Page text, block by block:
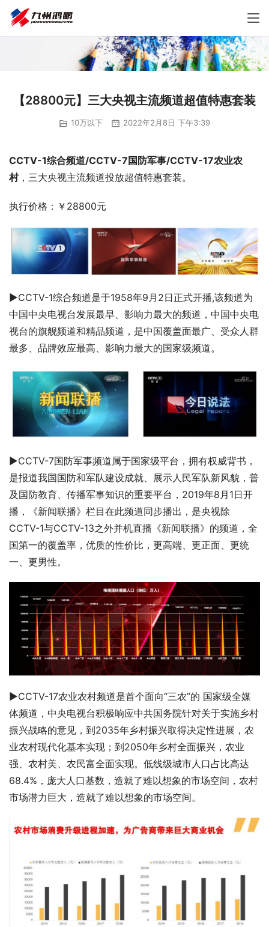
【28800元】三大央视主流频道超值特惠套装
10万以下 2022年2月8日 下午3:39
CCTV-1综合频道/CCTV-7国防军事/CCTV-17农业农
村，三大央视主流频道投放超值特惠套装。
执行价格：￥28800元
▶CCTV-1综合频道是于1958年9月2日正式开播,该频道为
中国中央电视台发展最早、影响力最大的频道，中国中央电
视台的旗舰频道和精品频道，是中国覆盖面最广、受众人群
最多、品牌效应最高、影响力最大的国家级频道。
▶CCTV-7国防军事频道属于国家级平台，拥有权威背书，
是报道我国国防和军队建设成就、展示人民军队新风貌，普
及国防教育、传播军事知识的重要平台，2019年8月1日开
播，《新闻联播》栏目在此频道同步播出，是央视除
CCTV-1与CCTV-13之外并机直播《新闻联播》的频道，全
国第一的覆盖率，优质的性价比，更高端、更正面、更统
一、更男性。
▶CCTV-17农业农村频道是首个面向“三农”的 国家级全媒
体频道，中央电视台积极响应中共国务院针对关于实施乡村
振兴战略的意见，到2035年乡村振兴取得决定性进展，农
业农村现代化基本实现；到2050年乡村全面振兴，农业
强、农村美、农民富全面实现。低线级城市人口占比高达
68.4%，庞大人口基数，造就了难以想象的市场空间，农村
市场潜力巨大，造就了难以想象的市场空间。